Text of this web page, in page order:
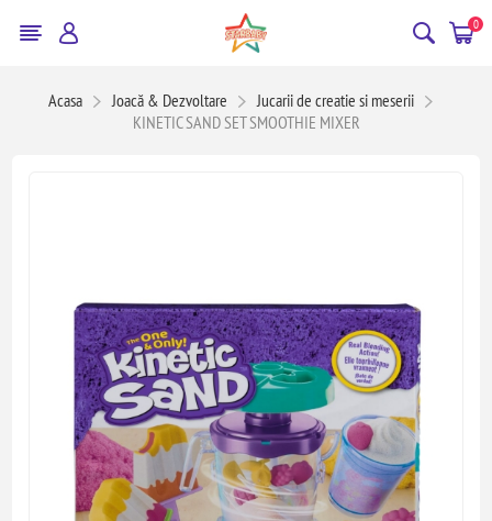
0
Acasa Joacă & Dezvoltare
Jucarii de creatie si meserii
KINETIC SAND SET SMOOTHIE MIXER